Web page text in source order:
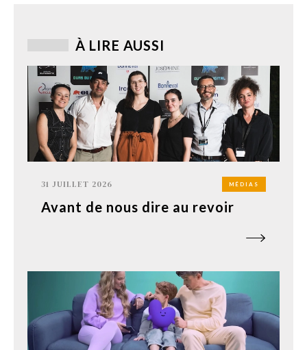
À LIRE AUSSI
31 JUILLET 2026 MÉDIAS
Avant de nous dire au revoir